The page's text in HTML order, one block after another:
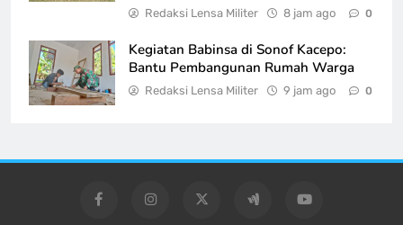
Redaksi Lensa Militer 8 jam ago 0
Kegiatan Babinsa di Sonof Kacepo:
Bantu Pembangunan Rumah Warga
Redaksi Lensa Militer 9 jam ago 0